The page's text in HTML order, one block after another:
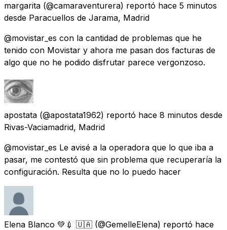
margarita (@camaraventurera) reportó hace 5 minutos
desde Paracuellos de Jarama, Madrid
@movistar_es con la cantidad de problemas que he
tenido con Movistar y ahora me pasan dos facturas de
algo que no he podido disfrutar parece vergonzoso.
apostata (@apostata1962) reportó hace 8 minutos desde
Rivas-Vaciamadrid, Madrid
@movistar_es Le avisé a la operadora que lo que iba a
pasar, me contestó que sin problema que recuperaría la
configuración. Resulta que no lo puedo hacer
Elena Blanco 💚💉 🇺🇦 (@GemelleElena) reportó hace